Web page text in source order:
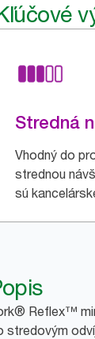
Stredná
Vhodný do
strednou
sú
Reflex™
stredovým